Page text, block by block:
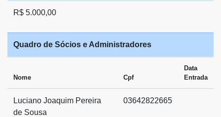
R$ 5.000,00
Quadro de Sócios e Administradores
Nome Cpf
Data
Entrada
Luciano Joaquim Pereira
de Sousa
03642822665